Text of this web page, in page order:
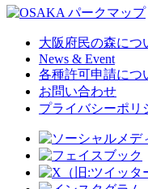
大阪府民の森につ
News & Event
各種許可申請につ
お問い合わせ
プライバシーポリ